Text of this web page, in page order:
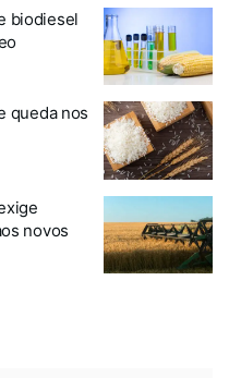
biodiesel
queda nos
novos